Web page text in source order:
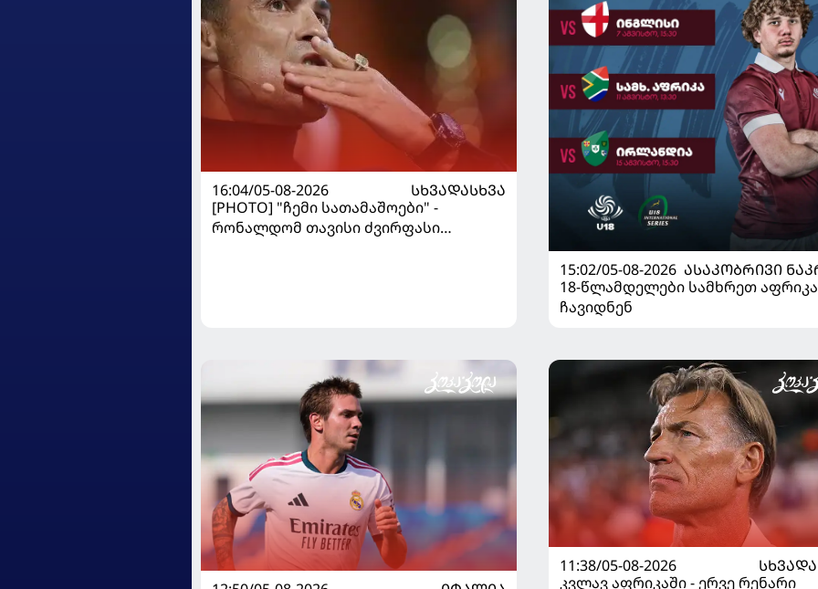
16:04/05-08-2026
ᲡᲮᲕᲐᲓᲐᲡᲮᲕᲐ
[PHOTO] "ჩემი სათამაშოები" -
რონალდომ თავისი ძვირფასი
15:02/05-08-2026 ᲐᲡᲐᲙᲝᲑᲠᲘᲕᲘ
18-წლამდელები სამხრეთ
ჩავიდნენ
11:38/05-08-2026
კვლავ აფრიკაში - ერვე რენარი